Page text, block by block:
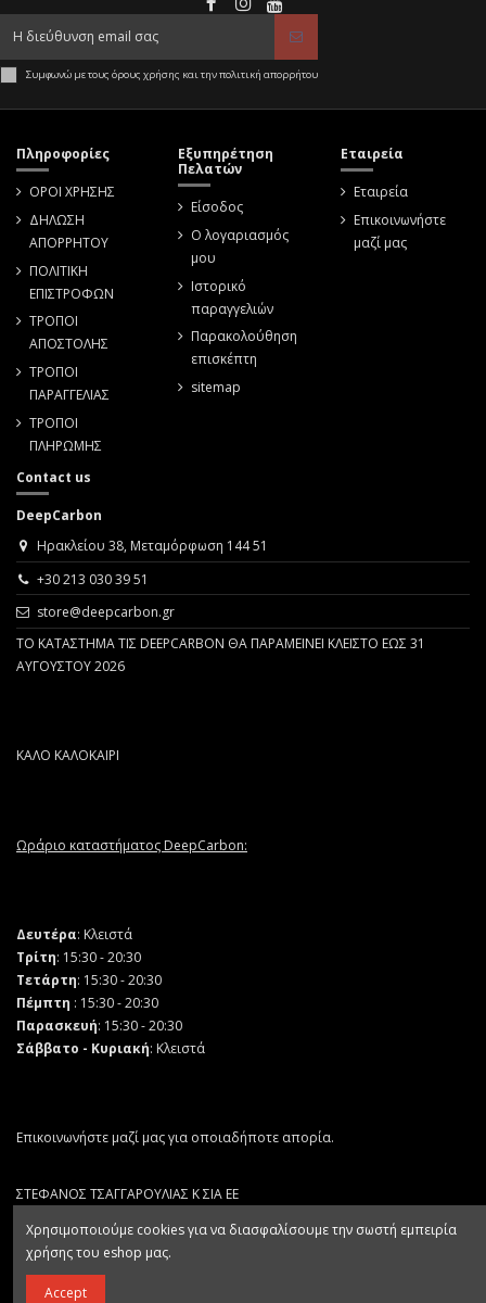
Συμφωνώ με τους όρους χρήσης και την πολιτική απορρήτου
Πληροφορίες
ΟΡΟΙ ΧΡΗΣΗΣ
ΔΗΛΩΣΗ
ΑΠΟΡΡΗΤΟΥ
ΠΟΛΙΤΙΚΗ
ΕΠΙΣΤΡΟΦΩΝ
ΤΡΟΠΟΙ
ΑΠΟΣΤΟΛΗΣ
ΤΡΟΠΟΙ
ΠΑΡΑΓΓΕΛΙΑΣ
ΤΡΟΠΟΙ
ΠΛΗΡΩΜΗΣ
Εξυπηρέτηση
Πελατών
Είσοδος
Ο λογαριασμός
μου
Ιστορικό
παραγγελιών
Παρακολούθηση
επισκέπτη
sitemap
Εταιρεία
Εταιρεία
Επικοινωνήστε
μαζί μας
Contact us
DeepCarbon
Ηρακλείου 38, Μεταμόρφωση 144 51
+30 213 030 39 51
store@deepcarbon.gr
ΤΟ ΚΑΤΑΣΤΗΜΑ ΤΙΣ DEEPCARBON ΘΑ ΠΑΡΑΜΕΙΝΕΙ ΚΛΕΙΣΤΟ ΕΩΣ 31
ΑΥΓΟΥΣΤΟΥ 2026
ΚΑΛΟ ΚΑΛΟΚΑΙΡΙ
Ωράριο καταστήματος DeepCarbon:
Δευτέρα: Κλειστά
Τρίτη: 15:30 - 20:30
Τετάρτη: 15:30 - 20:30
Πέμπτη : 15:30 - 20:30
Παρασκευή: 15:30 - 20:30
Σάββατο - Κυριακή: Κλειστά
Επικοινωνήστε μαζί μας για οποιαδήποτε απορία.
ΣΤΕΦΑΝΟΣ ΤΣΑΓΓΑΡΟΥΛΙΑΣ Κ ΣΙΑ ΕΕ
Χρησιμοποιούμε cookies για να διασφαλίσουμε την σωστή εμπειρία
χρήσης του eshop μας.
Accept